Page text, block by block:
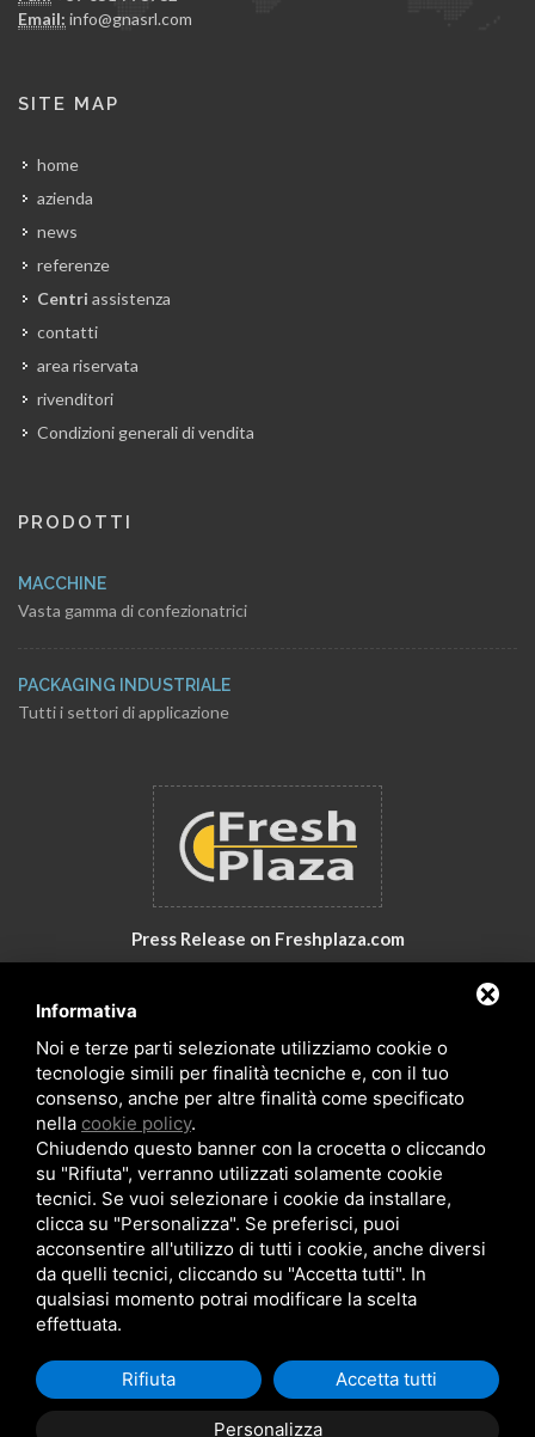
Email: info@gnasrl.com
SITE MAP
home
azienda
news
referenze
Centri assistenza
contatti
area riservata
rivenditori
Condizioni generali di vendita
PRODOTTI
MACCHINE
Vasta gamma di confezionatrici
PACKAGING INDUSTRIALE
Tutti i settori di applicazione
Press Release on Freshplaza.com
Copyrights © 2026 All Rights Reserved by GNA Srl
Sitemap / Privacy Policy / Rna trasparenza aiuti
Informativa
Noi e terze parti selezionate utilizziamo cookie o
tecnologie simili per finalità tecniche e, con il tuo
consenso, anche per altre finalità come specificato
nella cookie policy.
Chiudendo questo banner con la crocetta o cliccando
su "Rifiuta", verranno utilizzati solamente cookie
tecnici. Se vuoi selezionare i cookie da installare,
clicca su "Personalizza". Se preferisci, puoi
acconsentire all'utilizzo di tutti i cookie, anche diversi
da quelli tecnici, cliccando su "Accetta tutti". In
qualsiasi momento potrai modificare la scelta
effettuata.
Personalizza
Rifiuta Accetta tutti